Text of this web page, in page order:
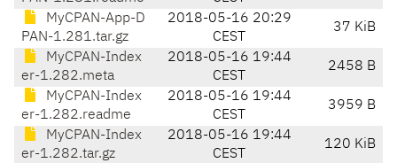
MyCPAN-App-D
PAN-1.281.tar.gz
2018-05-16 20:29
CEST
37 KiB
MyCPAN-Index
er-1.282.meta
2018-05-16 19:44
CEST
2458 B
MyCPAN-Index
er-1.282.readme
2018-05-16 19:44
CEST
3959 B
MyCPAN-Index
er-1.282.tar.gz
2018-05-16 19:44
CEST
120 KiB